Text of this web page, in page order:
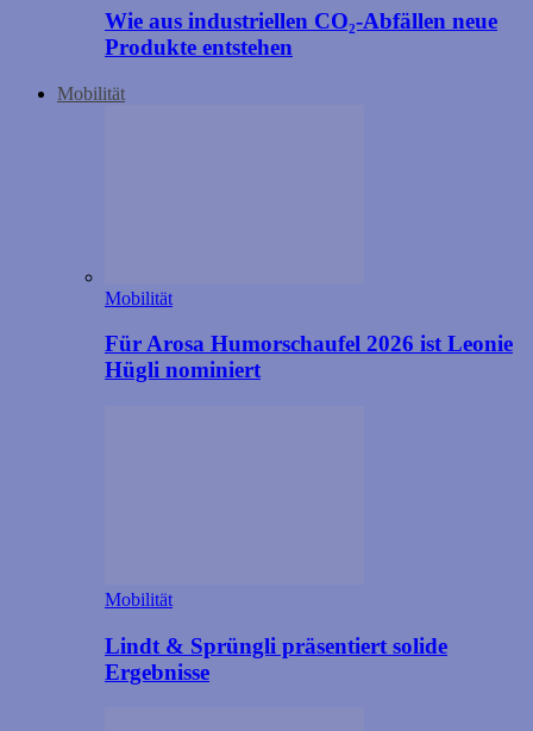
Wie aus industriellen CO₂-Abfällen neue
Produkte entstehen
Mobilität
Mobilität
Für Arosa Humorschaufel 2026 ist Leonie
Hügli nominiert
Mobilität
Lindt & Sprüngli präsentiert solide
Ergebnisse